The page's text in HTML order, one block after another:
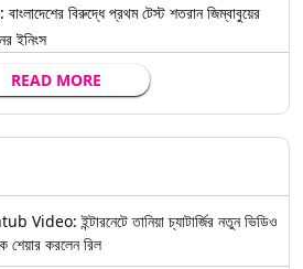
বিরুদ্ধে প্রথম টেস্ট শতরান জিম্বাবুয়ের
ইনিংস
READ MORE
ইন্টারনেটে তানিয়া চ্যাটার্জির নতুন ভিডিও
শেয়ার করলেন রিল